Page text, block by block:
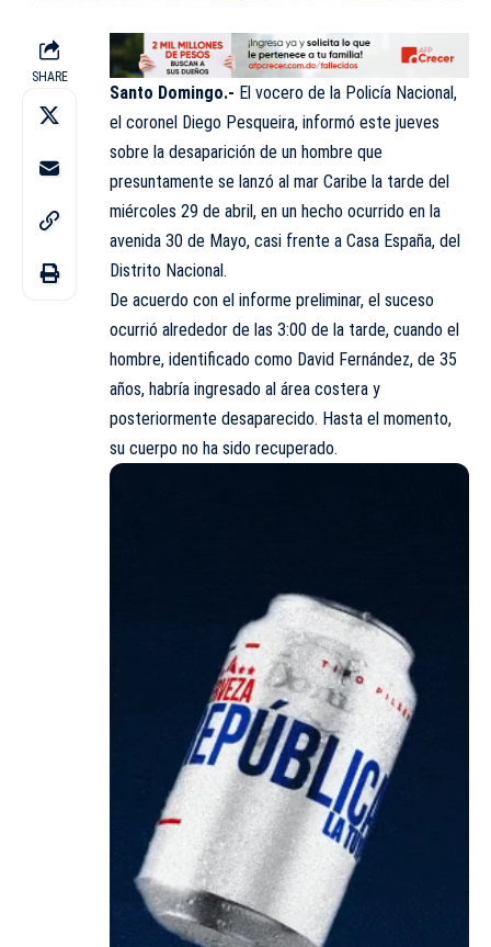
SHARE
Santo Domingo.- El vocero de la Policía Nacional,
el coronel Diego Pesqueira, informó este jueves
sobre la desaparición de un hombre que
presuntamente se lanzó al mar Caribe la tarde del
miércoles 29 de abril, en un hecho ocurrido en la
avenida 30 de Mayo, casi frente a Casa España, del
Distrito Nacional.
De acuerdo con el informe preliminar, el suceso
ocurrió alrededor de las 3:00 de la tarde, cuando el
hombre, identificado como David Fernández, de 35
años, habría ingresado al área costera y
posteriormente desaparecido. Hasta el momento,
su cuerpo no ha sido recuperado.